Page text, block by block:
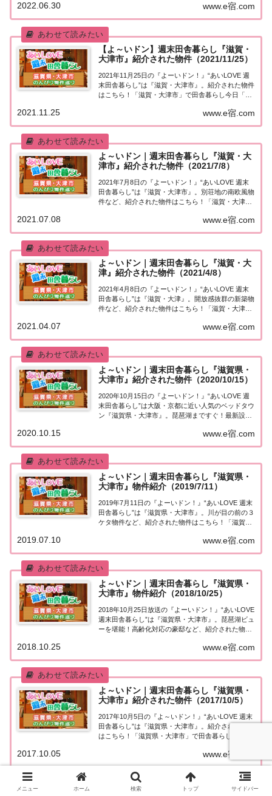
を紹介するのは滋賀・大津市。滋賀県の南西部に位
置する大津市。人口は約34万人。恵ま...
www.e宿.com
2022.06.30
【よ～いドン】週末田舎暮らし『滋賀・
大津市』紹介された物件（2021/11/25）
2021年11月25日の『よーいドン！』“あいLOVE 週
末田舎暮らし”は『滋賀・大津市』。紹介された物件
はこちら！「滋賀・大津市」で田舎暮らし今日「週
市。（出典：）滋賀県の南西部に位置する大津市。
人口は約34万4千人。琵琶湖の雄大な景...
www.e宿.com
2021.11.25
よ～いドン｜週末田舎暮らし『滋賀・大
津市』紹介された物件（2021/7/8）
2021年7月8日の『よーいドン！』“あいLOVE 週末
田舎暮らし”は『滋賀・大津市』。別荘地の南欧風物
件など、紹介された物件はこちら！「滋賀・大津
紹介するのは滋賀県・大津市。（出典：）滋賀県の
南西部に位置する大津市。人口はおよそ34...
www.e宿.com
2021.07.08
よ～いドン｜週末田舎暮らし『滋賀・大
津』紹介された物件（2021/4/8）
2021年4月8日の『よーいドン！』“あいLOVE 週末
田舎暮らし”は『滋賀・大津』。開放感抜群の新築物
件など、紹介された物件はこちら！「滋賀・大津」
するのは滋賀・大津。（出典：）比叡山と琵琶湖に
抱かれた自然を存分に感じられる町、滋賀...
www.e宿.com
2021.04.07
よ～いドン｜週末田舎暮らし『滋賀県・
大津市』紹介された物件（2020/10/15）
2020年10月15日の『よーいドン！』“あいLOVE 週
末田舎暮らし”は大阪・京都に近い人気のベッドタウ
ン『滋賀県・大津市』。琵琶湖まですぐ！最新設備
ちら！「滋賀県・大津市」で田舎暮らし今日「週末
田舎暮らし」の物件を紹介するのは滋賀...
www.e宿.com
2020.10.15
よ～いドン｜週末田舎暮らし『滋賀県・
大津市』物件紹介（2019/7/11）
2019年7月11日の『よーいドン！』“あいLOVE 週末
田舎暮らし”は『滋賀県・大津市』。川が目の前の３
ケタ物件など、紹介された物件はこちら！「滋賀
の物件を紹介するのは滋賀県・大津市。（出典：）
滋賀県の南西の端に位置する大津市。琵琶...
www.e宿.com
2019.07.10
よ～いドン｜週末田舎暮らし『滋賀県・
大津市』物件紹介（2018/10/25）
2018年10月25日放送の『よーいドン！』“あいLOVE
週末田舎暮らし”は『滋賀県・大津市』。琵琶湖ビュ
ーを堪能！高齢化対応の豪邸など、紹介された物件
「週末田舎暮らし」の物件を紹介するのは滋賀県・
大津市。（出典：）滋賀県の県庁所在地...
www.e宿.com
2018.10.25
よ～いドン｜週末田舎暮らし『滋賀県・
大津市』紹介された物件（2017/10/5）
2017年10月5日の『よ～いドン！』“あいLOVE 週末
田舎暮らし”は『滋賀県・大津市』。紹介された物件
はこちら！「滋賀県・大津市」で田舎暮らし今日
津市。（出典：）大津は滋賀県の県庁所在地。南部
は商業地域だが、湖西に行くと山が広がる...
www.e宿.com
2017.10.05
メニュー ホーム 検索 トップ サイドバー